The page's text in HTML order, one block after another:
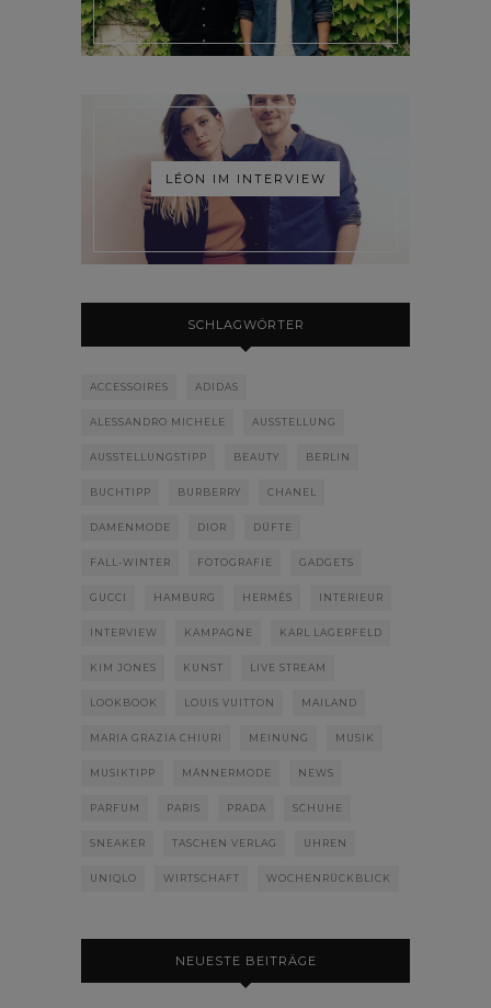
LÉON IM INTERVIEW
SCHLAGWÖRTER
ACCESSOIRES ADIDAS
ALESSANDRO MICHELE AUSSTELLUNG
AUSSTELLUNGSTIPP BEAUTY BERLIN
BUCHTIPP BURBERRY CHANEL
DAMENMODE DIOR DÜFTE
FALL-WINTER FOTOGRAFIE GADGETS
GUCCI HAMBURG HERMÈS INTERIEUR
INTERVIEW KAMPAGNE KARL LAGERFELD
KIM JONES KUNST LIVE STREAM
LOOKBOOK LOUIS VUITTON MAILAND
MARIA GRAZIA CHIURI MEINUNG MUSIK
MUSIKTIPP MÄNNERMODE NEWS
PARFUM PARIS PRADA SCHUHE
SNEAKER TASCHEN VERLAG UHREN
UNIQLO WIRTSCHAFT WOCHENRÜCKBLICK
NEUESTE BEITRÄGE